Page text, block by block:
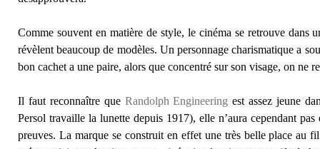
Comme souvent en matière de style, le cinéma se retrouve dans
révèlent beaucoup de modèles. Un personnage charismatique a
bon cachet a une paire, alors que concentré sur son visage, on ne
Il faut reconnaître que Randolph Engineering est assez jeune
Persol travaille la lunette depuis 1917), elle n’aura cependant
preuves. La marque se construit en effet une très belle place au